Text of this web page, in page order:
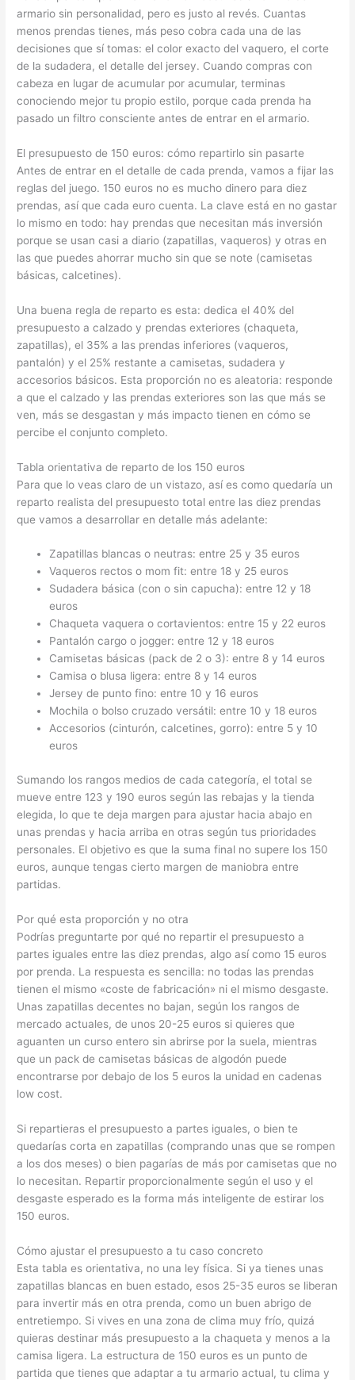
armario sin personalidad, pero es justo al revés. Cuantas
menos prendas tienes, más peso cobra cada una de las
decisiones que sí tomas: el color exacto del vaquero, el corte
de la sudadera, el detalle del jersey. Cuando compras con
cabeza en lugar de acumular por acumular, terminas
conociendo mejor tu propio estilo, porque cada prenda ha
pasado un filtro consciente antes de entrar en el armario.
El presupuesto de 150 euros: cómo repartirlo sin pasarte
Antes de entrar en el detalle de cada prenda, vamos a fijar las
reglas del juego. 150 euros no es mucho dinero para diez
prendas, así que cada euro cuenta. La clave está en no gastar
lo mismo en todo: hay prendas que necesitan más inversión
porque se usan casi a diario (zapatillas, vaqueros) y otras en
las que puedes ahorrar mucho sin que se note (camisetas
básicas, calcetines).
Una buena regla de reparto es esta: dedica el 40% del
presupuesto a calzado y prendas exteriores (chaqueta,
zapatillas), el 35% a las prendas inferiores (vaqueros,
pantalón) y el 25% restante a camisetas, sudadera y
accesorios básicos. Esta proporción no es aleatoria: responde
a que el calzado y las prendas exteriores son las que más se
ven, más se desgastan y más impacto tienen en cómo se
percibe el conjunto completo.
Tabla orientativa de reparto de los 150 euros
Para que lo veas claro de un vistazo, así es como quedaría un
reparto realista del presupuesto total entre las diez prendas
que vamos a desarrollar en detalle más adelante:
Zapatillas blancas o neutras: entre 25 y 35 euros
Vaqueros rectos o mom fit: entre 18 y 25 euros
Sudadera básica (con o sin capucha): entre 12 y 18
euros
Chaqueta vaquera o cortavientos: entre 15 y 22 euros
Pantalón cargo o jogger: entre 12 y 18 euros
Camisetas básicas (pack de 2 o 3): entre 8 y 14 euros
Camisa o blusa ligera: entre 8 y 14 euros
Jersey de punto fino: entre 10 y 16 euros
Mochila o bolso cruzado versátil: entre 10 y 18 euros
Accesorios (cinturón, calcetines, gorro): entre 5 y 10
euros
Sumando los rangos medios de cada categoría, el total se
mueve entre 123 y 190 euros según las rebajas y la tienda
elegida, lo que te deja margen para ajustar hacia abajo en
unas prendas y hacia arriba en otras según tus prioridades
personales. El objetivo es que la suma final no supere los 150
euros, aunque tengas cierto margen de maniobra entre
partidas.
Por qué esta proporción y no otra
Podrías preguntarte por qué no repartir el presupuesto a
partes iguales entre las diez prendas, algo así como 15 euros
por prenda. La respuesta es sencilla: no todas las prendas
tienen el mismo «coste de fabricación» ni el mismo desgaste.
Unas zapatillas decentes no bajan, según los rangos de
mercado actuales, de unos 20-25 euros si quieres que
aguanten un curso entero sin abrirse por la suela, mientras
que un pack de camisetas básicas de algodón puede
encontrarse por debajo de los 5 euros la unidad en cadenas
low cost.
Si repartieras el presupuesto a partes iguales, o bien te
quedarías corta en zapatillas (comprando unas que se rompen
a los dos meses) o bien pagarías de más por camisetas que no
lo necesitan. Repartir proporcionalmente según el uso y el
desgaste esperado es la forma más inteligente de estirar los
150 euros.
Cómo ajustar el presupuesto a tu caso concreto
Esta tabla es orientativa, no una ley física. Si ya tienes unas
zapatillas blancas en buen estado, esos 25-35 euros se liberan
para invertir más en otra prenda, como un buen abrigo de
entretiempo. Si vives en una zona de clima muy frío, quizá
quieras destinar más presupuesto a la chaqueta y menos a la
camisa ligera. La estructura de 150 euros es un punto de
partida que tienes que adaptar a tu armario actual, tu clima y